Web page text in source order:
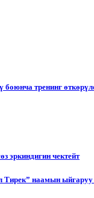
тренинг
эркиндигин чектейт
наамын ыйгаруу